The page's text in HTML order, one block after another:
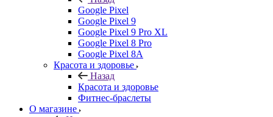
Google Pixel
Google Pixel 9
Google Pixel 9 Pro XL
Google Pixel 8 Pro
Google Pixel 8A
Красота и здоровье
Назад
Красота и здоровье
Фитнес-браслеты
О магазине